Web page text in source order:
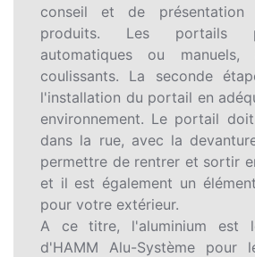
conseil et de présentation
produits. Les portails
automatiques ou
coulissants. La seconde
l'installation du portail en
environnement. Le portail
dans la rue, avec la
permettre de rentrer et sortir
et il est également un
pour votre extérieur.
A ce titre, l'aluminium est
d'HAMM Alu-Système pour